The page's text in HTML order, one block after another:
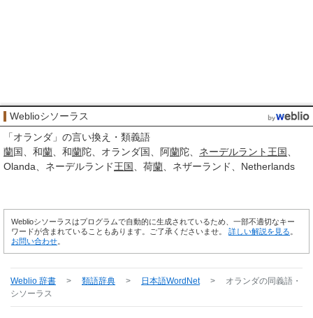
Weblioシソーラス
「オランダ 」の言い換え・類義語
蘭国 和蘭 和蘭陀 オランダ国 阿蘭陀 ネーデルラント王国
Olanda
ネーデルランド王国 荷蘭 ネザーランド Netherlands
Weblioシソーラスはプログラムで自動的に生成されているため、一部不適切なキー
ワードが含まれていることもあります。ご了承くださいませ。 詳しい解説を見る。
お問い合わせ。
Weblio 辞書 > 類語辞典 > 日本語WordNet > オランダの同義語・
シソーラス